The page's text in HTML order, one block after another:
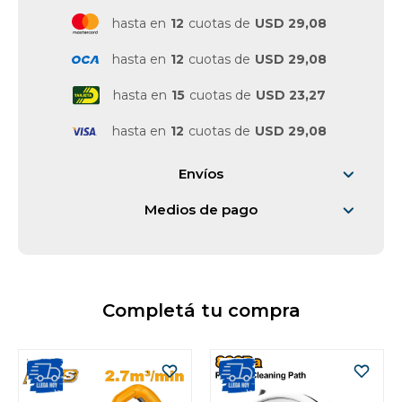
hasta en 12 cuotas de USD 29,08
hasta en 12 cuotas de USD 29,08
hasta en 15 cuotas de USD 23,27
hasta en 12 cuotas de USD 29,08
Envíos
Medios de pago
Completá tu compra